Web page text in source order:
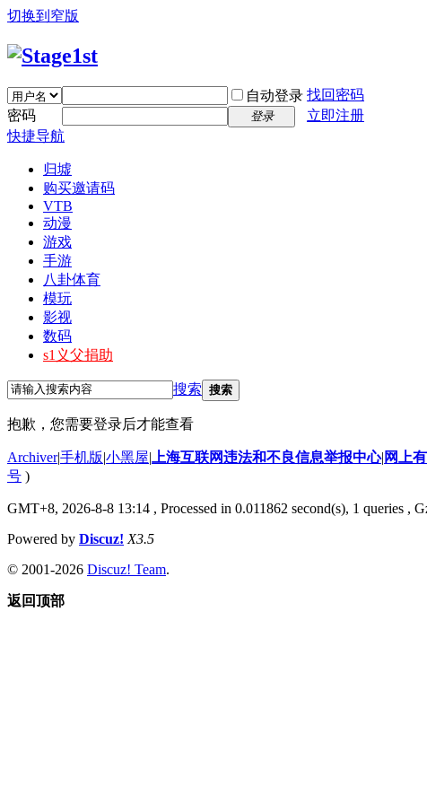
切换到窄版
自动登录 找回密码
密码
登录
立即注册
快捷导航
归墟
购买邀请码
VTB
动漫
游戏
手游
八卦体育
模玩
影视
数码
s1义父捐助
搜索 搜索
抱歉，您需要登录后才能查看
Archiver|手机版|小黑屋| 上海互联网违法和不良信息举报中心| 网上
号 )
GMT+8, 2026-8-8 13:14 , Processed in 0.011862 second(s), 1 queries ,
Powered by Discuz! X3.5
© 2001-2026 Discuz! Team.
返回顶部